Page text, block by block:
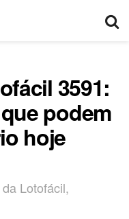
3591:
podem
hoje
Lotofácil,